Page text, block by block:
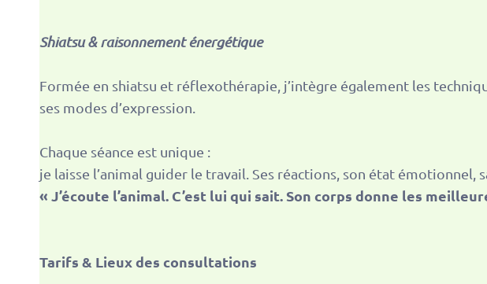
Shiatsu & raisonnement énergétique
Formée en shiatsu et réflexothérapie, j’intègre également les
ses modes d’expression.
Chaque séance est unique :
je laisse l’animal guider le travail. Ses réactions, son état
« J’écoute l’animal. C’est lui qui sait. Son corps donne les
Tarifs & Lieux des consultations